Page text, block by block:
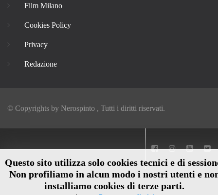
Questo sito utilizza solo cookies tecnici e di
Non profiliamo in alcun modo i nostri utenti e
installiamo cookies di terze parti.
Film Milano
Cookies Policy
Privacy
Redazione
© Copyrights by Nerospinto , Tutti i diritti riservati.